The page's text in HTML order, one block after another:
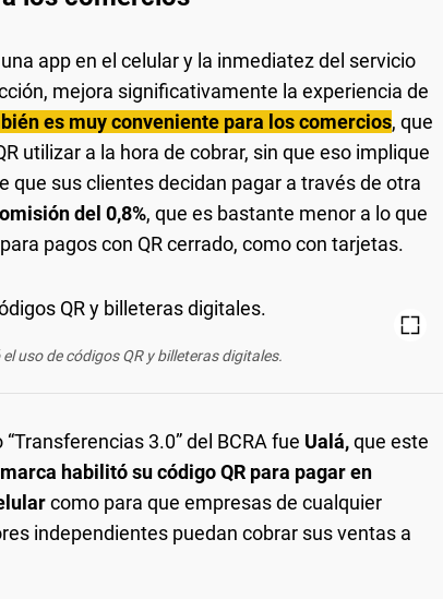
app en el celular y la inmediatez del servicio
mejora significativamente la experiencia de
es muy conveniente para los comercios, que
utilizar a la hora de cobrar, sin que eso implique
que sus clientes decidan pagar a través de otra
del 0,8%, que es bastante menor a lo que
pagos con QR cerrado, como con tarjetas.
uso de códigos QR y billeteras digitales.
3.0” del BCRA fue Ualá,que este
habilitó su código QR para pagar en
como para que empresas de cualquier
independientes puedan cobrar sus ventas a